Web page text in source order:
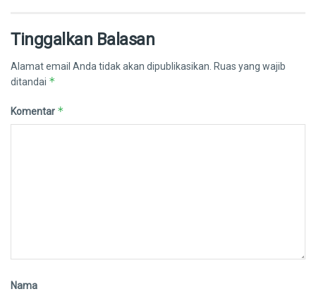
Tinggalkan Balasan
Alamat email Anda tidak akan dipublikasikan. Ruas yang wajib
ditandai *
Komentar *
Nama